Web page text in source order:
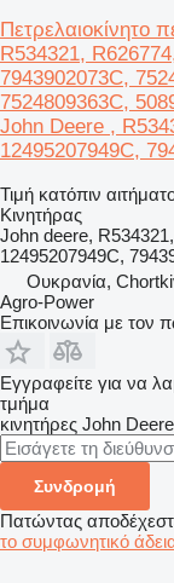
Πετρελαιοκίνητο
R534321,
7943902073C,
7524809363C,
John Deere ,
12495207949C,
Τιμή κατόπιν
Κινητήρας
John deere,
12495207949C,
Ουκρανία,
Agro-Power
Επικοινωνία με τον
Εγγραφείτε για να
τμήμα
κινητήρες John Deere
Συνδρομή
Πατώντας
το συμφωνητικό